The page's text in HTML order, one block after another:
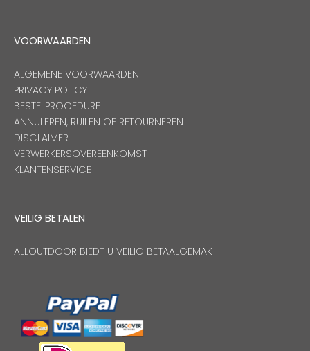
VOORWAARDEN
ALGEMENE VOORWAARDEN
PRIVACY POLICY
BESTELPROCEDURE
ANNULEREN, RUILEN OF RETOURNEREN
DISCLAIMER
VERWERKERSOVEREENKOMST
KLANTENSERVICE
VEILIG BETALEN
ALLOUTDOOR BIEDT U VEILIG BETAALGEMAK